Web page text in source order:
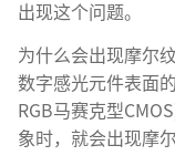
出现这个问题。
为什么会出现摩尔
数字感光元件表面
RGB马赛克型
象时，就会出现摩尔